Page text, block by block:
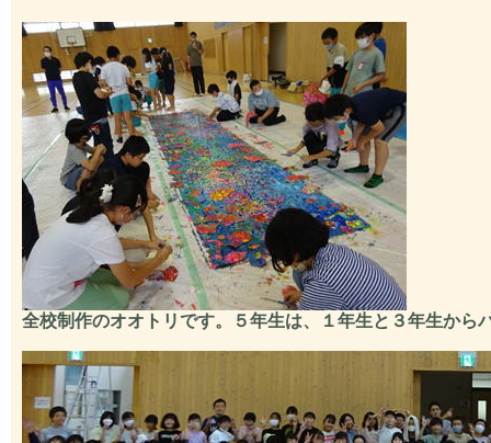
全校制作のオオトリです。５年生は、１年生と３年生から